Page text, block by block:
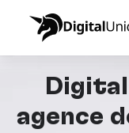
agence